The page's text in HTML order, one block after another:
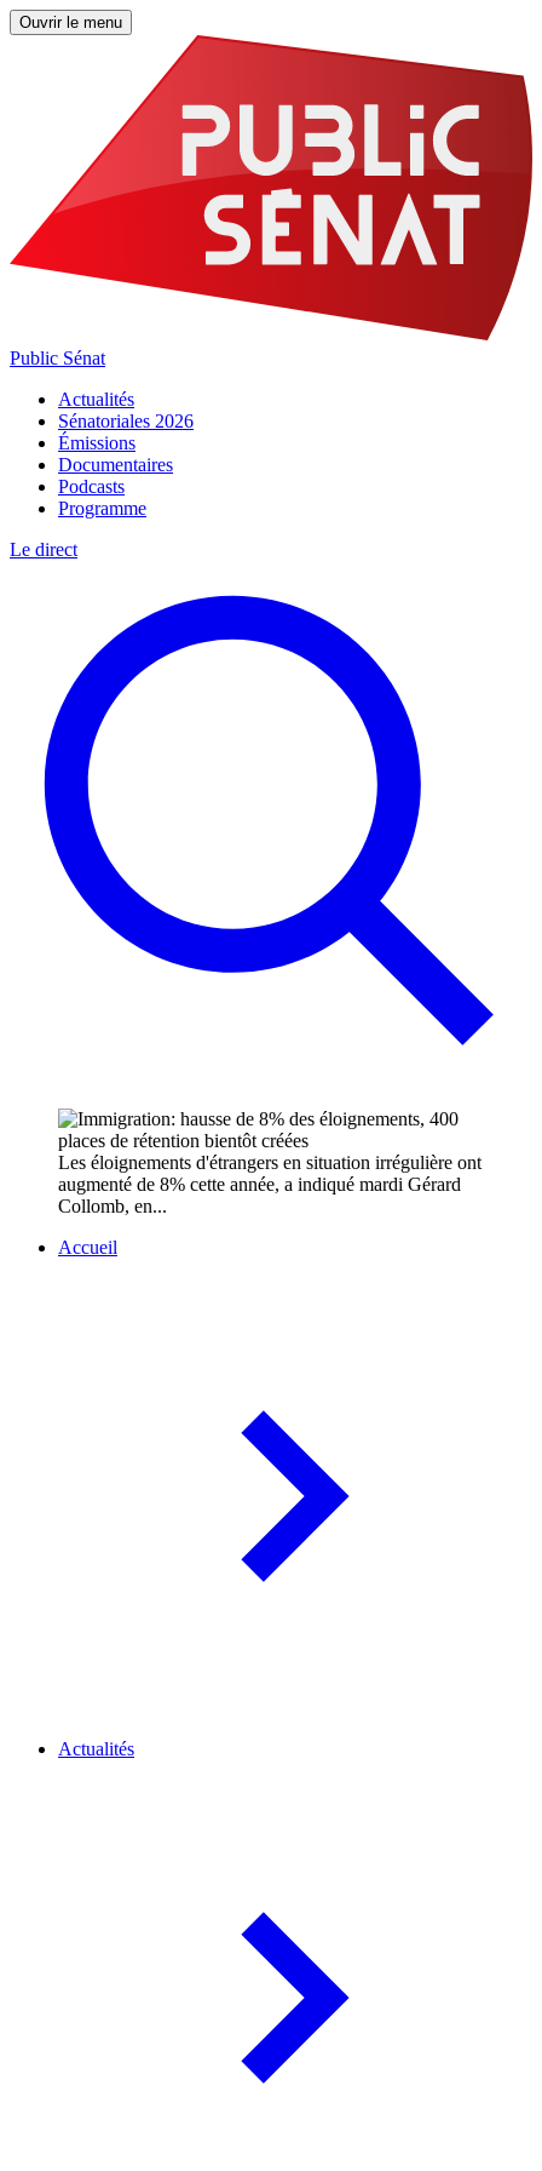
Ouvrir le menu
Public Sénat
Actualités
Sénatoriales 2026
Émissions
Documentaires
Podcasts
Programme
Le direct
Les éloignements d'étrangers en situation irrégulière ont
augmenté de 8% cette année, a indiqué mardi Gérard
Collomb, en...
Accueil
Actualités